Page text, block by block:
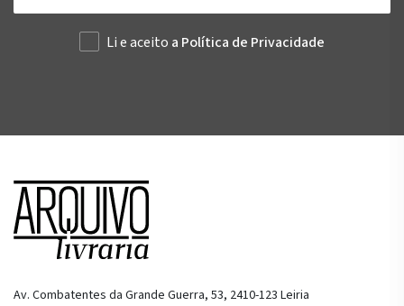
Li e aceito a Política de Privacidade
Av. Combatentes da Grande Guerra, 53, 2410-123 Leiria